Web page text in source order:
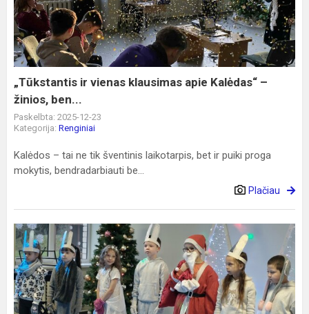
klausimas
apie
Kalėdas“
–
žinios,
ben...
„Tūkstantis ir vienas klausimas apie Kalėdas“ –
žinios, ben...
Paskelbta: 2025-12-23
Kategorija: Renginiai
Kalėdos – tai ne tik šventinis laikotarpis, bet ir puiki proga
mokytis, bendradarbiauti be...
Plačiau
Susitikimas
su
Kalėdų
seneliu